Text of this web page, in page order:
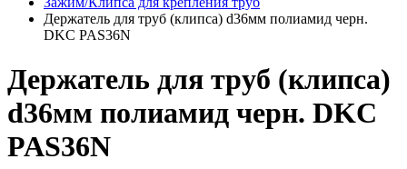
Держатель для труб (клипса) d36мм полиамид черн.
DKC PAS36N
Держатель для труб (клипса)
d36мм полиамид черн. DKC
PAS36N